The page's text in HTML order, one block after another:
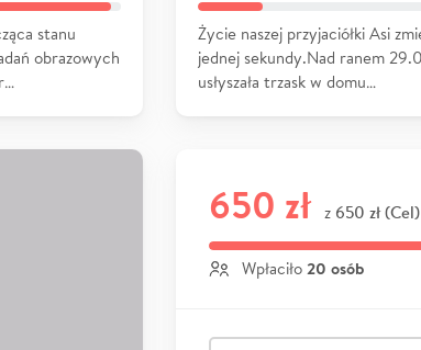
stanu
obrazowych
Życie naszej przyjaciółki Asi
jednej sekundy.Nad ranem
usłyszała trzask w domu…
650 zł z 650 zł (Cel)
Wpłaciło 20 osób